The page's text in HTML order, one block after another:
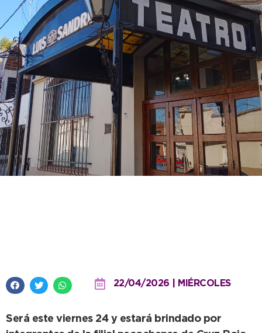
22/04/2026 | MIÉRCOLES
Será este viernes 24 y estará brindado por